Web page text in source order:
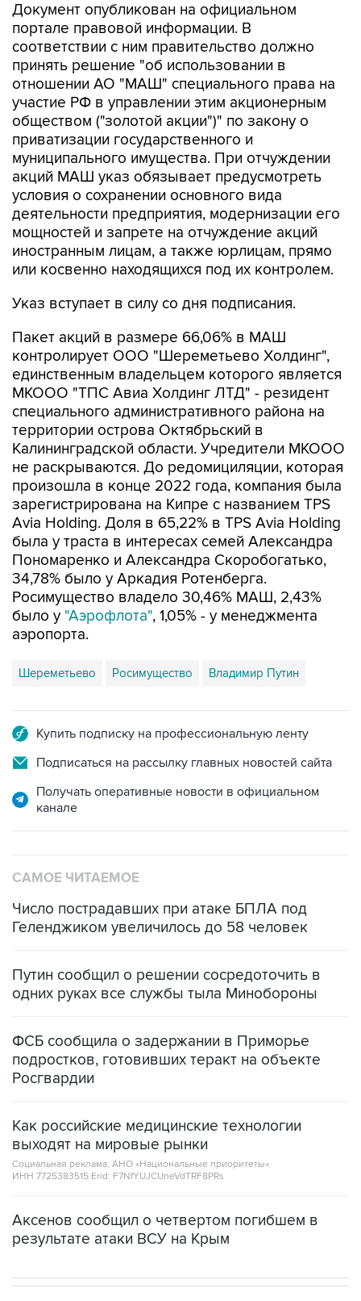
Документ опубликован на официальном
портале правовой информации. В
соответствии с ним правительство должно
принять решение "об использовании в
отношении АО "МАШ" специального права на
участие РФ в управлении этим акционерным
обществом ("золотой акции")" по закону о
приватизации государственного и
муниципального имущества. При отчуждении
акций МАШ указ обязывает предусмотреть
условия о сохранении основного вида
деятельности предприятия, модернизации его
мощностей и запрете на отчуждение акций
иностранным лицам, а также юрлицам, прямо
или косвенно находящихся под их контролем.
Указ вступает в силу со дня подписания.
Пакет акций в размере 66,06% в МАШ
контролирует ООО "Шереметьево Холдинг",
единственным владельцем которого является
МКООО "ТПС Авиа Холдинг ЛТД" - резидент
специального административного района на
территории острова Октябрьский в
Калининградской области. Учредители МКООО
не раскрываются. До редомициляции, которая
произошла в конце 2022 года, компания была
зарегистрирована на Кипре с названием TPS
Avia Holding. Доля в 65,22% в TPS Avia Holding
была у траста в интересах семей Александра
Пономаренко и Александра Скоробогатько,
34,78% было у Аркадия Ротенберга.
Росимущество владело 30,46% МАШ, 2,43%
было у "Аэрофлота", 1,05% - у менеджмента
аэропорта.
Шереметьево Росимущество Владимир Путин
Купить подписку на профессиональную ленту
Подписаться на рассылку главных новостей сайта
Получать оперативные новости в официальном
канале
САМОЕ ЧИТАЕМОЕ
Число пострадавших при атаке БПЛА под
Геленджиком увеличилось до 58 человек
Путин сообщил о решении сосредоточить в
одних руках все службы тыла Минобороны
ФСБ сообщила о задержании в Приморье
подростков, готовивших теракт на объекте
Росгвардии
Как российские медицинские технологии
выходят на мировые рынки
Социальная реклама, АНО «Национальные приоритеты».
ИНН 7725383515 Erid: F7NfYUJCUneVdTRF8PRs
Аксенов сообщил о четвертом погибшем в
результате атаки ВСУ на Крым